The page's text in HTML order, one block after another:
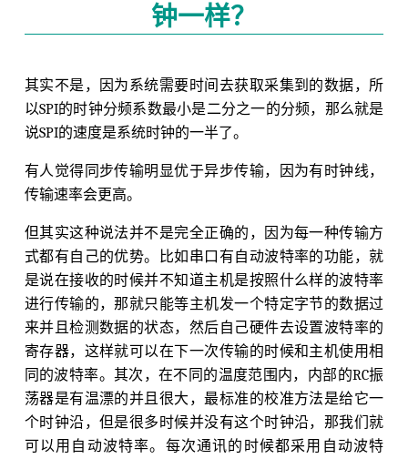
钟一样？
其实不是，因为系统需要时间去获取采集到的数据，所
以SPI的时钟分频系数最小是二分之一的分频，那么就是
说SPI的速度是系统时钟的一半了。
有人觉得同步传输明显优于异步传输，因为有时钟线，
传输速率会更高。
但其实这种说法并不是完全正确的，因为每一种传输方
式都有自己的优势。比如串口有自动波特率的功能，就
是说在接收的时候并不知道主机是按照什么样的波特率
进行传输的，那就只能等主机发一个特定字节的数据过
来并且检测数据的状态，然后自己硬件去设置波特率的
寄存器，这样就可以在下一次传输的时候和主机使用相
同的波特率。其次，在不同的温度范围内，内部的RC振
荡器是有温漂的并且很大，最标准的校准方法是给它一
个时钟沿，但是很多时候并没有这个时钟沿，那我们就
可以用自动波特率。每次通讯的时候都采用自动波特